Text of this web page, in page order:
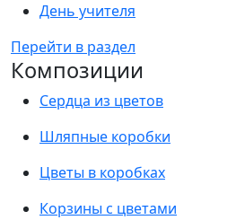
День учителя
Перейти в раздел
Композиции
Сердца из цветов
Шляпные коробки
Цветы в коробках
Корзины с цветами